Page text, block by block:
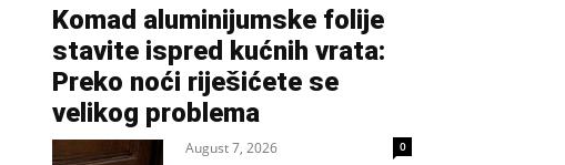
Komad aluminijumske folije
stavite ispred kućnih vrata:
Preko noći riješićete se
velikog problema
August 7, 2026 0